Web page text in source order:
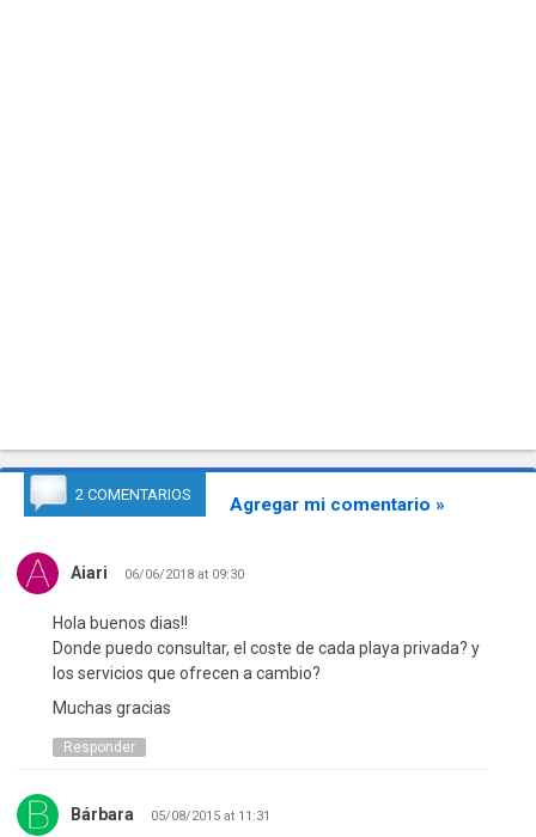
2 COMENTARIOS Agregar mi comentario »
Aiari 06/06/2018 at 09:30
Hola buenos dias!!
Donde puedo consultar, el coste de cada playa privada? y
los servicios que ofrecen a cambio?
Muchas gracias
Responder
Bárbara 05/08/2015 at 11:31